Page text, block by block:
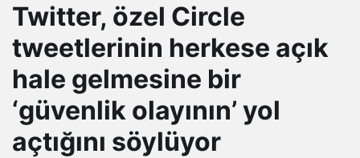
herkese açık hale
gelmesine bir
‘güvenlik olayının’
yol açtığını
Twitter, özel Circle
tweetlerinin herkese açık
hale gelmesine bir
‘güvenlik olayının’ yol
açtığını söylüyor